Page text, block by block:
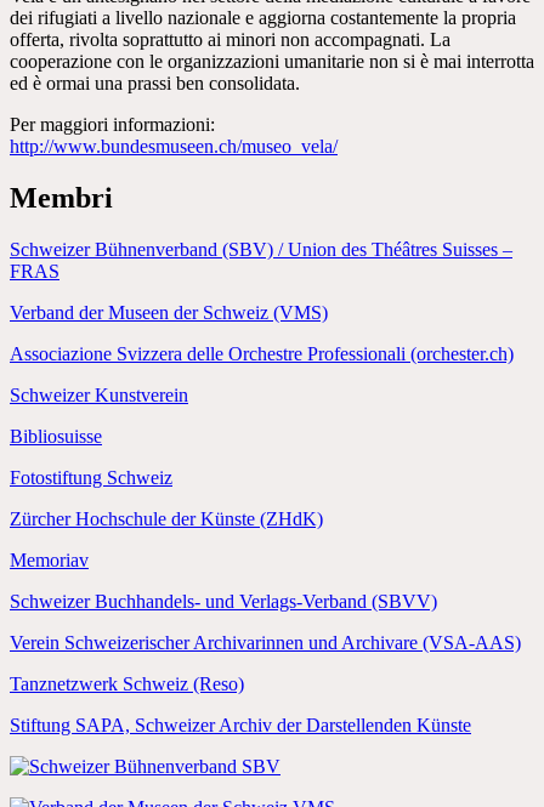
dei rifugiati a livello nazionale e aggiorna costantemente la propria
offerta, rivolta soprattutto ai minori non accompagnati. La
cooperazione con le organizzazioni umanitarie non si è mai interrotta
ed è ormai una prassi ben consolidata.
Per maggiori informazioni:
http://www.bundesmuseen.ch/museo_vela/
der Schweizer Kulturinstitutionen
Membri
Schweizer Bühnenverband (SBV) / Union des Théâtres Suisses –
FRAS
Verband der Museen der Schweiz (VMS)
Associazione Svizzera delle Orchestre Professionali (orchester.ch)
Schweizer Kunstverein
Bibliosuisse
Fotostiftung Schweiz
Zürcher Hochschule der Künste (ZHdK)
Memoriav
Schweizer Buchhandels- und Verlags-Verband (SBVV)
Verein Schweizerischer Archivarinnen und Archivare (VSA-AAS)
Tanznetzwerk Schweiz (Reso)
Stiftung SAPA, Schweizer Archiv der Darstellenden Künste